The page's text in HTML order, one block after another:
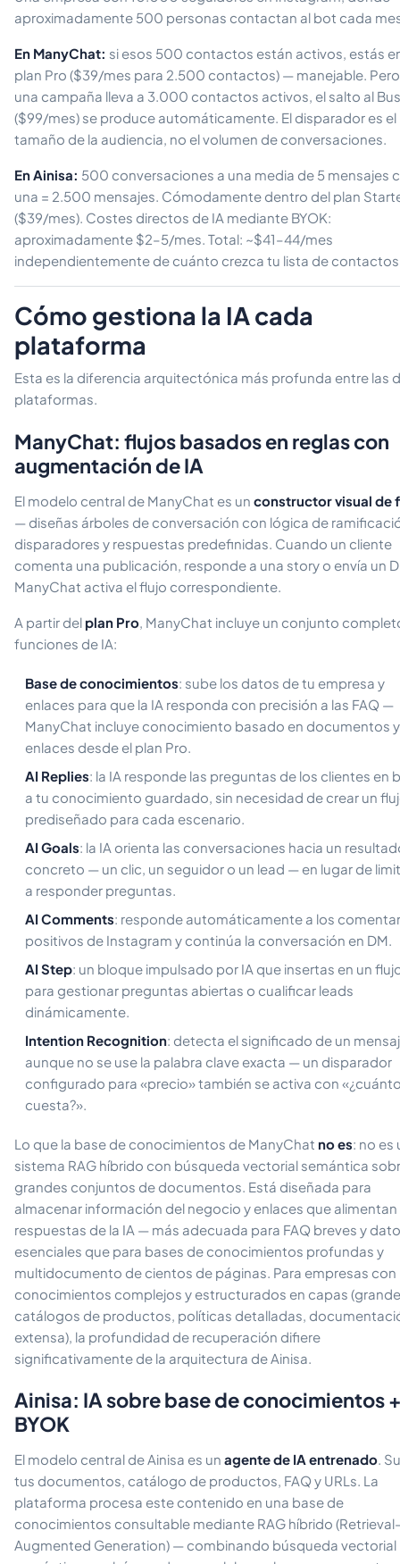
aproximadamente 500 personas contactan al bot cada
En ManyChat: si esos 500 contactos están activos, estás
plan Pro ($39/mes para 2.500 contactos) — manejable.
una campaña lleva a 3.000 contactos activos, el salto al
($99/mes) se produce automáticamente. El disparador es el
tamaño de la audiencia, no el volumen de conversaciones.
En Ainisa: 500 conversaciones a una media de 5 mensajes
una = 2.500 mensajes. Cómodamente dentro del plan
($39/mes). Costes directos de IA mediante BYOK:
aproximadamente $2–5/mes. Total: ~$41–44/mes
independientemente de cuánto crezca tu lista de
Cómo gestiona la IA cada
plataforma
Esta es la diferencia arquitectónica más profunda entre las
plataformas.
ManyChat: flujos basados en reglas con
augmentación de IA
El modelo central de ManyChat es un constructor visual de
— diseñas árboles de conversación con lógica de
disparadores y respuestas predefinidas. Cuando un cliente
comenta una publicación, responde a una story o envía un
ManyChat activa el flujo correspondiente.
A partir del plan Pro , ManyChat incluye un conjunto
funciones de IA:
Base de conocimientos: sube los datos de tu empresa y
enlaces para que la IA responda con precisión a las FAQ —
ManyChat incluye conocimiento basado en documentos y
enlaces desde el plan Pro.
AI Replies: la IA responde las preguntas de los clientes en
a tu conocimiento guardado, sin necesidad de crear un
prediseñado para cada escenario.
AI Goals: la IA orienta las conversaciones hacia un
concreto — un clic, un seguidor o un lead — en lugar de
a responder preguntas.
AI Comments: responde automáticamente a los
positivos de Instagram y continúa la conversación en DM.
AI Step: un bloque impulsado por IA que insertas en un
para gestionar preguntas abiertas o cualificar leads
dinámicamente.
Intention Recognition: detecta el significado de un
aunque no se use la palabra clave exacta — un disparador
configurado para «precio» también se activa con
cuesta?».
Lo que la base de conocimientos de ManyChat no es: no es
sistema RAG híbrido con búsqueda vectorial semántica
grandes conjuntos de documentos. Está diseñada para
almacenar información del negocio y enlaces que alimentan
respuestas de la IA — más adecuada para FAQ breves y
esenciales que para bases de conocimientos profundas y
multidocumento de cientos de páginas. Para empresas con
conocimientos complejos y estructurados en capas
catálogos de productos, políticas detalladas,
extensa), la profundidad de recuperación difiere
significativamente de la arquitectura de Ainisa.
Ainisa: IA sobre base de conocimientos
BYOK
El modelo central de Ainisa es un agente de IA entrenado.
tus documentos, catálogo de productos, FAQ y URLs. La
plataforma procesa este contenido en una base de
conocimientos consultable mediante RAG híbrido (Retrieval-
Augmented Generation) — combinando búsqueda vectorial